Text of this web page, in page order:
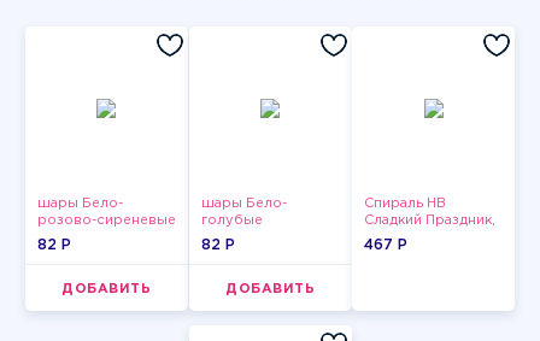
шары Бело-
розово-сиреневые
пастельные
82 P
ДОБАВИТЬ
шары Бело-
голубые
пастельные
82 P
ДОБАВИТЬ
Спираль HB
Сладкий Праздник,
12 шт.
467 P